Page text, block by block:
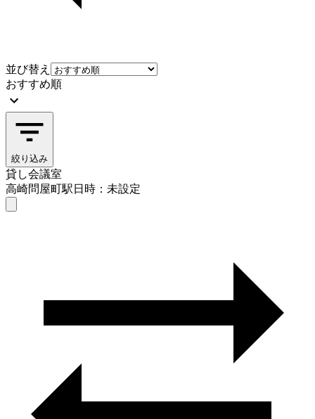
並び替え
おすすめ順
絞り込み
貸し会議室
高崎問屋町駅日時：未設定